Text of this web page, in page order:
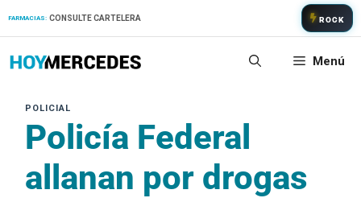
FARMACIAS: CONSULTE CARTELERA ROCK
Menú
Policía Federal
allanan por drogas